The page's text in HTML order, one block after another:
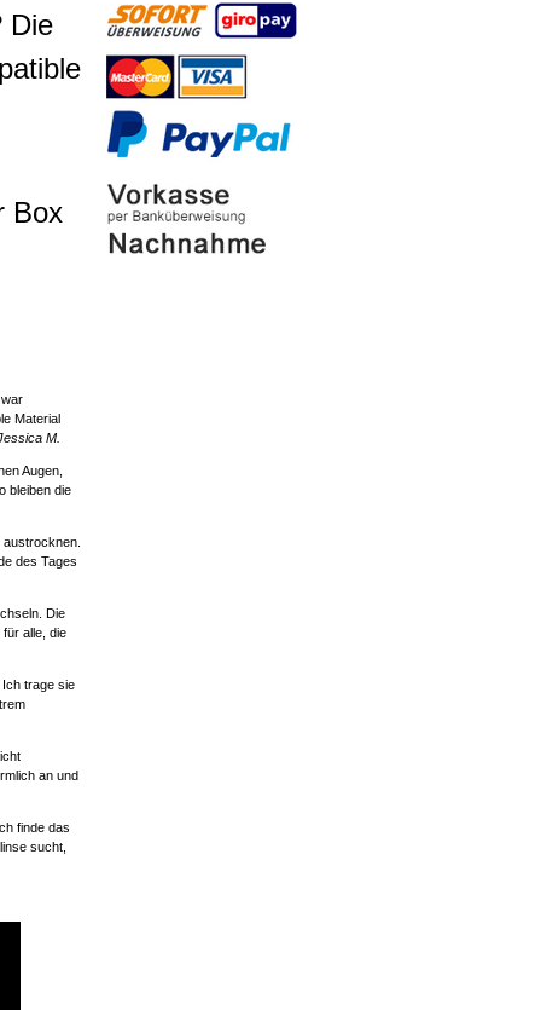
Die
Box
Material
M.
Augen,
bleiben die
des Tages
Die
alle, die
trage sie
an und
finde das
sucht,